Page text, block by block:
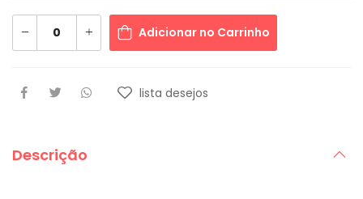
Adicionar no Carrinho
lista desejos
Descrição